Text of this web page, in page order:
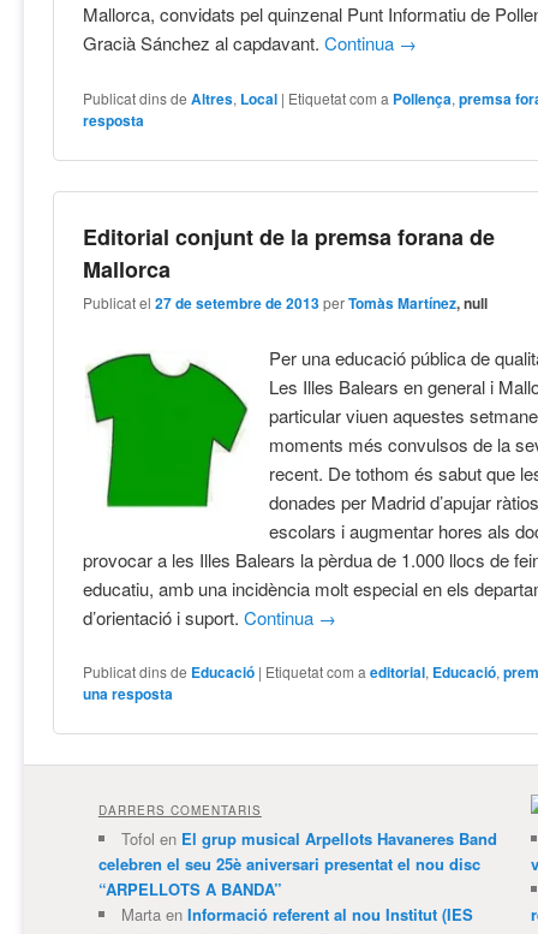
Mallorca, convidats pel quinzenal Punt Informatiu de
Gracià Sánchez al capdavant.Continua →
Publicat dins de Altres, Local | Etiquetat com a Pollença,premsa
resposta
Editorial conjunt de la premsa forana de
Mallorca
Publicat el27 de setembre de 2013 perTomàs Martínez, null
Per una educació pública de
Les Illes Balears en general i
particular viuen aquestes
moments més convulsos de la
recent. De tothom és sabut que
donades per Madrid d’apujar
escolars i augmentar hores als
provocar a les Illes Balears la pèrdua de 1.000 llocs de
educatiu, amb una incidència molt especial en els
d’orientació i suport.Continua →
Publicat dins de Educació | Etiquetat com a editorial, Educació,
una resposta
DARRERS COMENTARIS
Tofol en El grup musical Arpellots Havaneres Band
celebren el seu 25è aniversari presentat el nou disc
“ARPELLOTS A BANDA”
Martaen Informació referent al nou Institut (IES